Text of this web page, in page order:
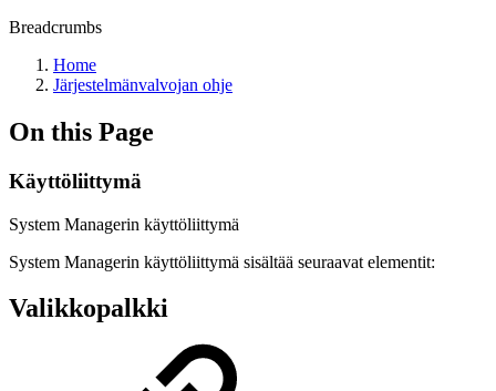
Breadcrumbs
Home
Järjestelmänvalvojan ohje
On this Page
Käyttöliittymä
System Managerin käyttöliittymä
System Managerin käyttöliittymä sisältää seuraavat elementit:
Valikkopalkki